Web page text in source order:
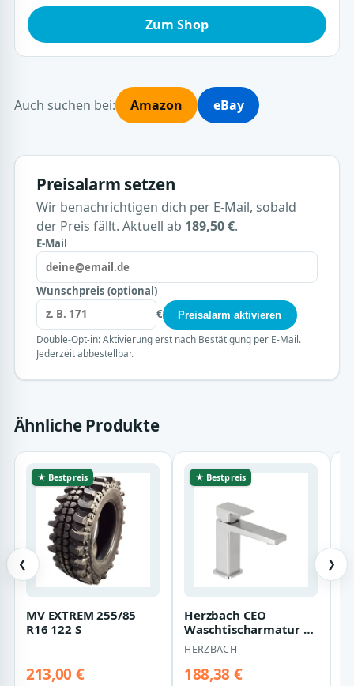
Zum Shop
Auch suchen bei: Amazon eBay
Preisalarm setzen
Wir benachrichtigen dich per E-Mail, sobald
der Preis fällt. Aktuell ab 189,50 €.
E-Mail
Wunschpreis (optional)
€
Preisalarm aktivieren
Double-Opt-in: Aktivierung erst nach Bestätigung per E-Mail.
Jederzeit abbestellbar.
Ähnliche Produkte
❮
★ Bestpreis
MV EXTREM 255/85
R16 122 S
213,00 €
★ Bestpreis
Herzbach CEO
Waschtischarmatur S-
Size, 36.220321.1.14
36.220321.1.14
HERZBACH
188,38 €
❯